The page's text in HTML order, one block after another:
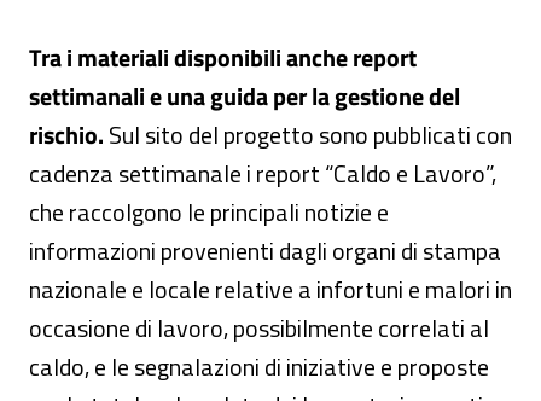
Tra i materiali disponibili anche report
settimanali e una guida per la gestione del
rischio.Sul sito del progetto sono pubblicati con
cadenza settimanale i report “Caldo e Lavoro”,
che raccolgono le principali notizie e
informazioni provenienti dagli organi di stampa
nazionale e locale relative a infortuni e malori in
occasione di lavoro, possibilmente correlati al
caldo, e le segnalazioni di iniziative e proposte